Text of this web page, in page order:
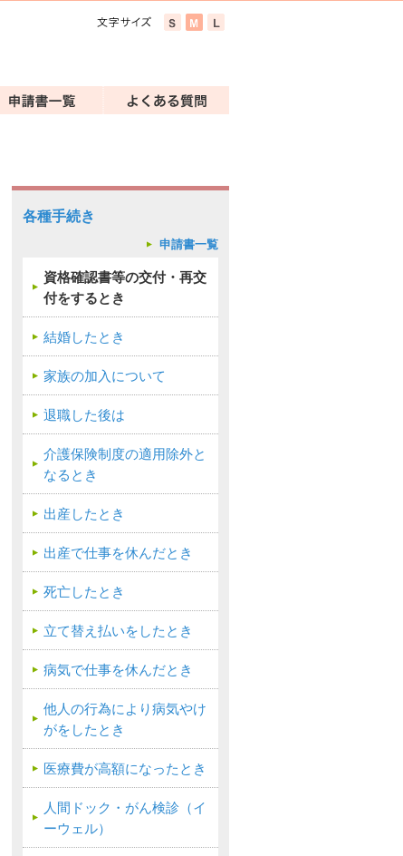
各種手続き
申請書一覧
資格確認書等の交付・再交
付をするとき
結婚したとき
家族の加入について
退職した後は
介護保険制度の適用除外と
なるとき
出産したとき
出産で仕事を休んだとき
死亡したとき
立て替え払いをしたとき
病気で仕事を休んだとき
他人の行為により病気やけ
がをしたとき
医療費が高額になったとき
人間ドック・がん検診（イ
ーウェル）